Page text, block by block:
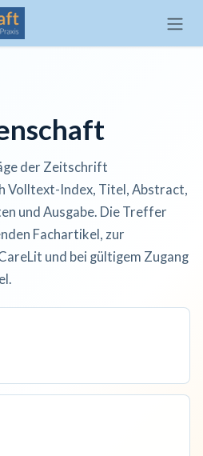
der Zeitschrift
Volltext-Index, Titel, Abstract,
und Ausgabe. Die Treffer
Fachartikel, zur
und bei gültigem Zugang